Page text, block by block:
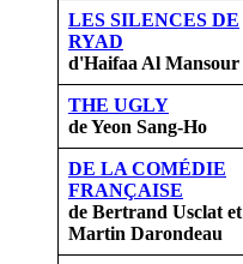
LES SILENCES DE
RYAD
d'Haifaa Al Mansour
THE UGLY
de Yeon Sang-Ho
DE LA COMÉDIE
FRANÇAISE
de Bertrand Usclat et
Martin Darondeau